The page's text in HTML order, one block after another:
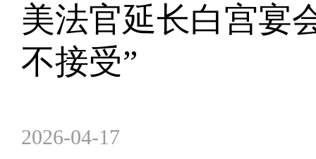
美法官延长白宫宴
不接受”
2026-04-17